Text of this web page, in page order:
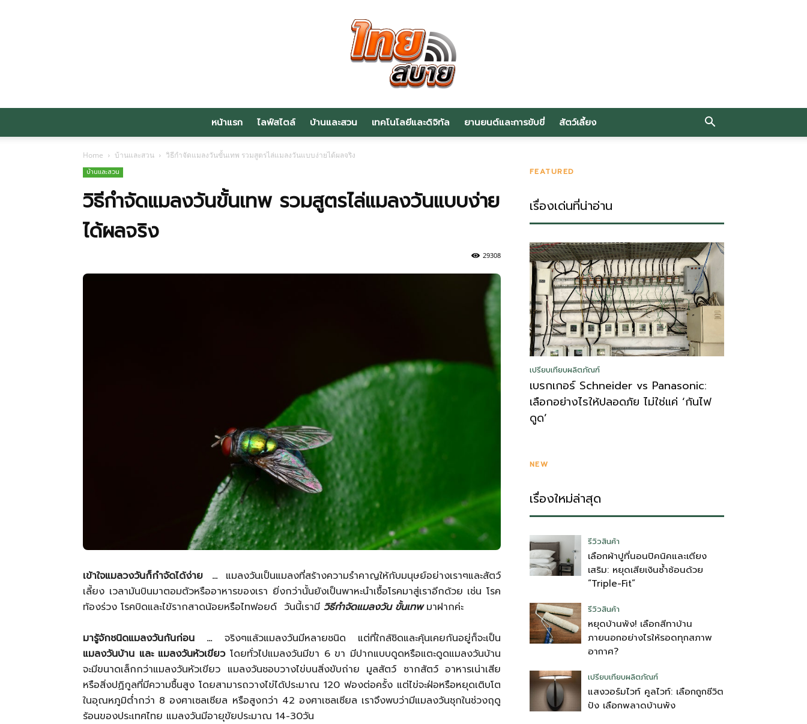
วา
ตี้
ไทย
สบาย(ดอท)คอม
หน้าแรก ไลฟ์สไตล์ บ้านและสวน เทคโนโลยีและดิจิทัล ยานยนต์และการขับขี่ สัตว์เลี้ยง
Home บ้านและสวน วิธีกำจัดแมลงวันขั้นเทพ รวมสูตรไล่แมลงวันแบบง่ายได้ผลจริง
บ้านและสวน
วิธีกำจัดแมลงวันขั้นเทพ รวมสูตรไล่แมลงวันแบบง่าย
ได้ผลจริง
29308
เข้าใจแมลวงวันก็กำจัดได้ง่าย … แมลงวันเป็นแมลงที่สร้างความรำคาญให้กับมนุษย์อย่างเราๆและสัตว์
เลี้ยง เวลามันบินมาตอมตัวหรืออาหารของเรา ยิ่งกว่านั้นยังเป็นพาหะนำเชื้อโรคมาสู่เราอีกด้วย เช่น โรค
ท้องร่วง โรคบิดและไข้รากสาดน้อยหรือไทฟอยด์ วันนี้เรามี วิธีกำจัดแมลงวัน ขั้นเทพมาฝากค่ะ
มารู้จักชนิดแมลงวันกันก่อน … จริงๆแล้วแมลงวันมีหลายชนิด แต่ที่ใกล้ชิดและคุ้นเคยกันอยู่ก็จะเป็น
แมลงวันบ้าน และ แมลงวันหัวเขียว โดยทั่วไปแมลงวันมีขา 6 ขา มีปากแบบดูดหรือแตะดูดแมลงวันบ้าน
จะมีขนาดเล็กกว่าแมลงวันหัวเขียว แมลงวันชอบวางไข่บนสิ่งขับถ่าย มูลสัตว์ ซากสัตว์ อาหารเน่าเสีย
หรือสิ่งปฏิกูลที่มีความชื้นสูง โดยสามารถวางไข่ได้ประมาณ 120 ฟองต่อครั้ง แต่ไข่จะฝ่อหรือหยุดเติบโต
ในอุณหภูมิต่ำกว่า 8 องศาเซลเซียล หรือสูงกว่า 42 องศาเซลเซียล เราจึงพบว่ามีแมลงวันชุกในช่วงฤดู
ร้อนของประเทศไทย แมลงวันมีอายุขัยประมาณ 14-30วัน
FEATURED
เรื่องเด่นที่น่าอ่าน
เปรียบเทียบผลิตภัณฑ์
เบรกเกอร์ Schneider vs Panasonic:
เลือกอย่างไรให้ปลอดภัย ไม่ใช่แค่ ‘กันไฟ
ดูด’
NEW
เรื่องใหม่ล่าสุด
รีวิวสินค้า
เลือกผ้าปูที่นอนปิคนิคและเตียง
เสริม: หยุดเสียเงินซ้ำซ้อนด้วย
“Triple-Fit”
รีวิวสินค้า
หยุดบ้านพัง! เลือกสีทาบ้าน
ภายนอกอย่างไรให้รอดทุกสภาพ
อากาศ?
เปรียบเทียบผลิตภัณฑ์
แสงวอร์มไวท์ คูลไวท์: เลือกถูกชีวิต
ปัง เลือกพลาดบ้านพัง